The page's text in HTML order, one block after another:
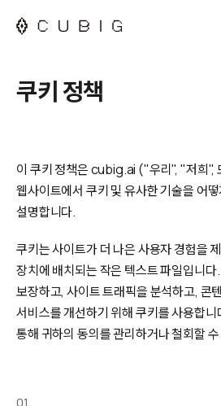
쿠키 정책
이 쿠키 정책은 cubig.ai ("우리", "저희",
웹사이트에서 쿠키 및 유사한 기술을 어
설명합니다.
쿠키는 사이트가 더 나은 사용자 경험을
장치에 배치되는 작은 텍스트 파일입니다
보장하고, 사이트 트래픽을 분석하고, 콘
서비스를 개선하기 위해 쿠키를 사용합
통해 귀하의 동의를 관리하거나 철회할
01.